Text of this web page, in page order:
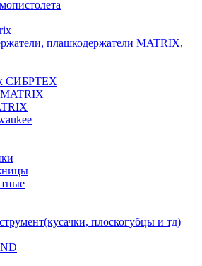
плашкодержатели MATRIX,
СИБРТЕХ
плоскогубцы и тд)